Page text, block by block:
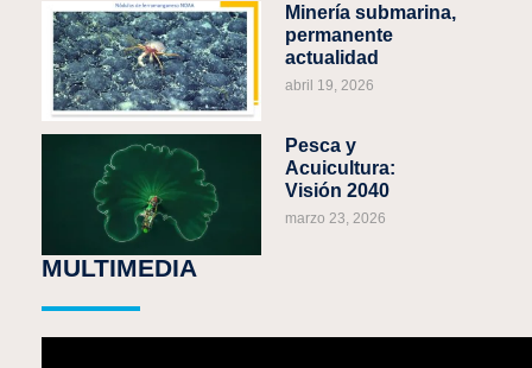
Minería submarina,
permanente
actualidad
abril 19, 2026
Pesca y
Acuicultura:
Visión 2040
marzo 23, 2026
MULTIMEDIA